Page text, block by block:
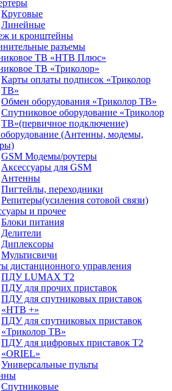
Круговые
Линейные
и кронштейны
разъемы
ТВ «НТВ Плюс»
ТВ «Триколор»
Карты оплаты подписок «Триколор
ТВ»
Обмен оборудования «Триколор ТВ»
Спутниковое оборудование «Триколор
ТВ»(первичное подключение)
(Антенны, модемы,
GSM Модемы/роутеры
Аксессуары для GSM
Антенны
Пигтейлы, переходники
Репитеры(усиления сотовой связи)
и прочее
Блоки питания
Делители
Диплексоры
Мультисвичи
дистанционного управления
ПДУ LUMAX Т2
ПДУ для прочих приставок
ПДУ для спутниковых приставок
«НТВ +»
ПДУ для спутниковых приставок
«Триколор ТВ»
ПДУ для цифровых приставок Т2
«ORIEL»
Универсальные пульты
Спутниковые